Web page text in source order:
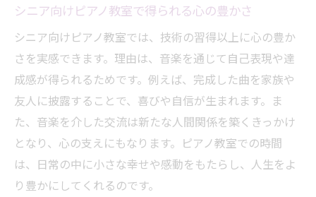
係
無理なく続くピアノ教室で毎日を豊かに
シニアピアノ教室で無理なく長く続けるコ
ツ
ピアノ教室のサポートで継続できる理由と
は
毎日の小さな積み重ねが生むピアノ教室の
効果
シニア向けピアノ教室で得られる心の豊かさ
シニア向けピアノ教室では、技術の習得以上に心の豊か
さを実感できます。理由は、音楽を通じて自己表現や達
成感が得られるためです。例えば、完成した曲を家族や
友人に披露することで、喜びや自信が生まれます。ま
た、音楽を介した交流は新たな人間関係を築くきっかけ
となり、心の支えにもなります。ピアノ教室での時間
は、日常の中に小さな幸せや感動をもたらし、人生をよ
り豊かにしてくれるのです。